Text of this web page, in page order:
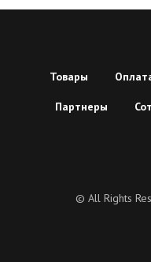
Товары
Партнеры
© All Rights